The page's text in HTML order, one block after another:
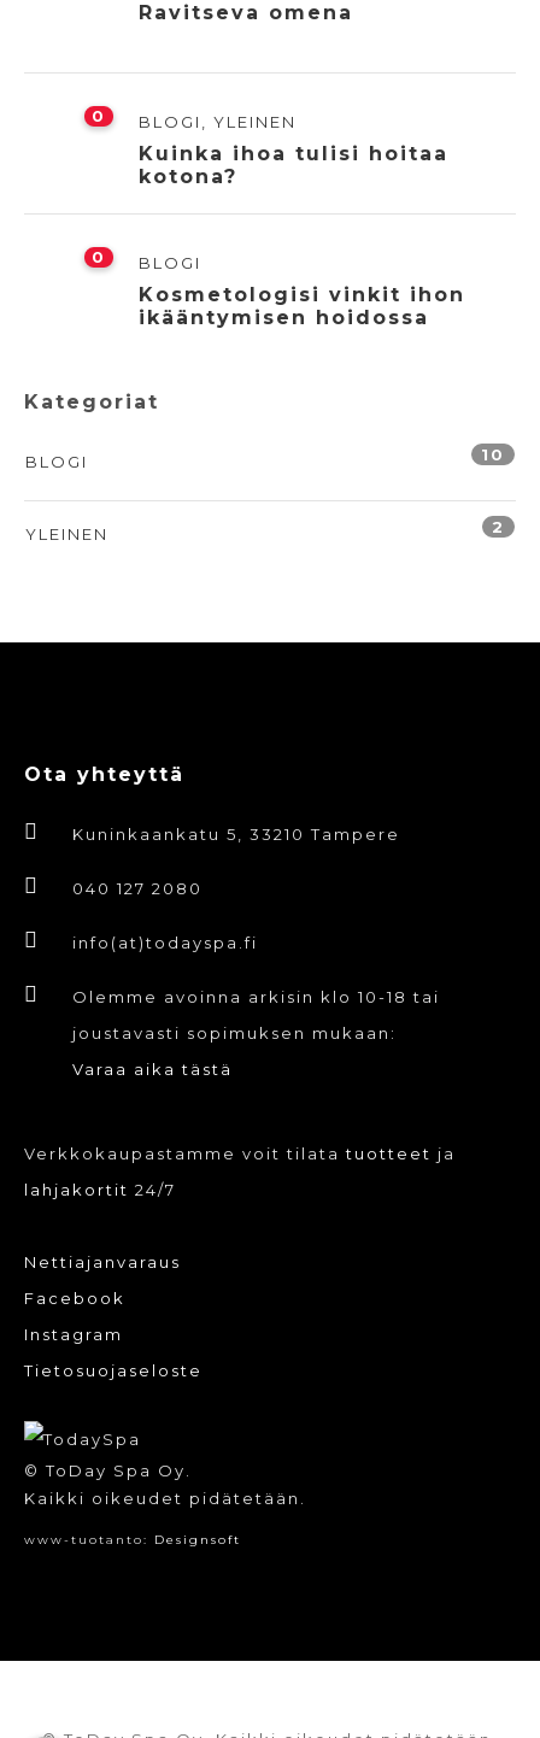
Ravitseva omena
0 BLOGI YLEINEN
Kuinka ihoa tulisi hoitaa
kotona?
0 BLOGI
Kosmetologisi vinkit ihon
ikääntymisen hoidossa
Kategoriat
BLOGI 10
YLEINEN 2
Ota yhteyttä
Kuninkaankatu 5, 33210 Tampere
040 127 2080
info(at)todayspa.fi
Olemme avoinna arkisin klo 10-18 tai
joustavasti sopimuksen mukaan:
Varaa aika tästä
Verkkokaupastamme voit tilatatuotteet ja
lahjakortit 24/7
Nettiajanvaraus
Facebook
Instagram
Tietosuojaseloste
© ToDay Spa Oy.
Kaikki oikeudet pidätetään.
www-tuotanto: Designsoft